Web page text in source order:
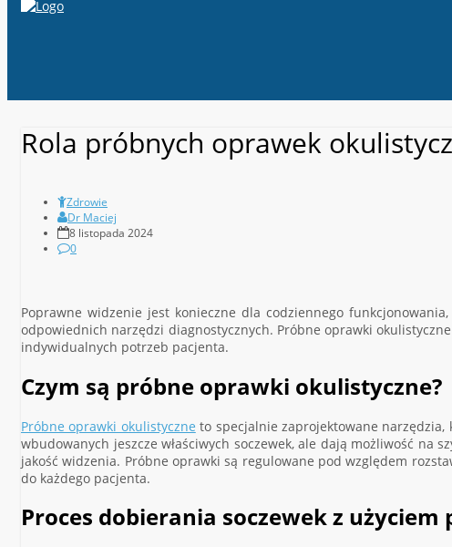
Rola próbnych oprawek
Zdrowie
Dr Maciej
8 listopada 2024
0
Poprawne widzenie jest konieczne dla codziennego
odpowiednich narzędzi diagnostycznych. Próbne oprawki
indywidualnych potrzeb pacjenta.
Czym są próbne oprawki okulistyczne?
Próbne oprawki okulistyczne to specjalnie zaprojektowane
wbudowanych jeszcze właściwych soczewek, ale dają możliwość na
jakość widzenia. Próbne oprawki są regulowane pod względem
do każdego pacjenta.
Proces dobierania soczewek z